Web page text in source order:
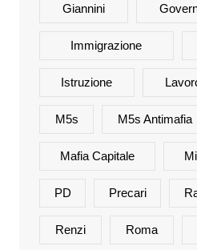
Giannini
Immigrazione
Istruzione
M5s M5s Antimafia
Mafia Capitale
PD Precari
Renzi Roma